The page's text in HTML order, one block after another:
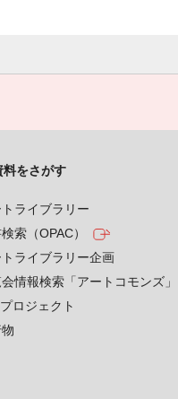
料をさがす
ライブラリー
索（OPAC）
ライブラリー企画
情報検索「アートコモンズ」
ロジェクト